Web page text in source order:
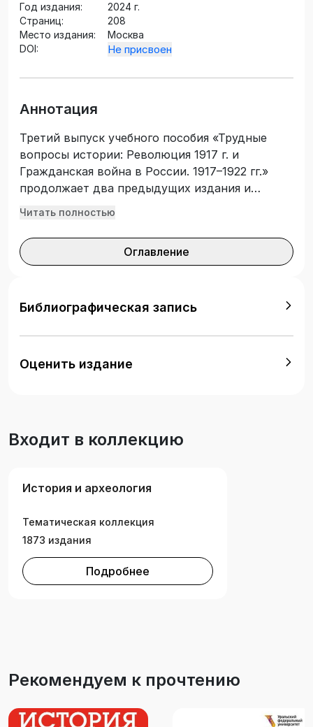
Год издания:
2024 г.
Страниц:
208
Место издания:
Москва
DOI:
Не присвоен
Аннотация
Третий выпуск учебного пособия «Трудные
вопросы истории: Революция 1917 г. и
Гражданская война в России. 1917–1922 гг.»
продолжает два предыдущих издания и
посвящен важнейшему событию XX века не
истории. Узловые вопросы пособия: проблемы
государственного строительства и их решение
форм демократии и системы рабочего
закономерности перехода к однопартийной
диктатуре, оценки 1917 г. современными
российскими политиками, Октябрь 1917 в
образовательного стандарта высшего
Читать полностью
Оглавление
Библиографическая запись
Оценить издание
Входит в коллекцию
История и археология
Тематическая коллекция
1873 издания
Подробнее
Рекомендуем к прочтению